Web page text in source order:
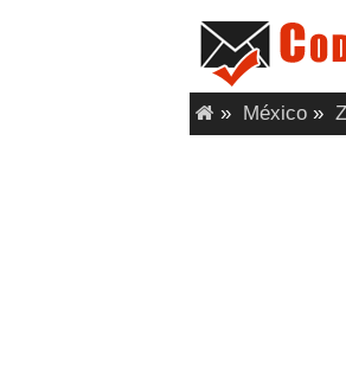
» México »